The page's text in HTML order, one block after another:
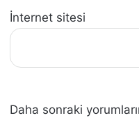
İnternet sitesi
Daha sonraki